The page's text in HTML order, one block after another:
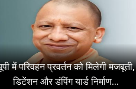
में परिवहन प्रवर्तन को मिलेगी मजबूती,
डिटेंशन और डंपिंग यार्ड निर्माण...